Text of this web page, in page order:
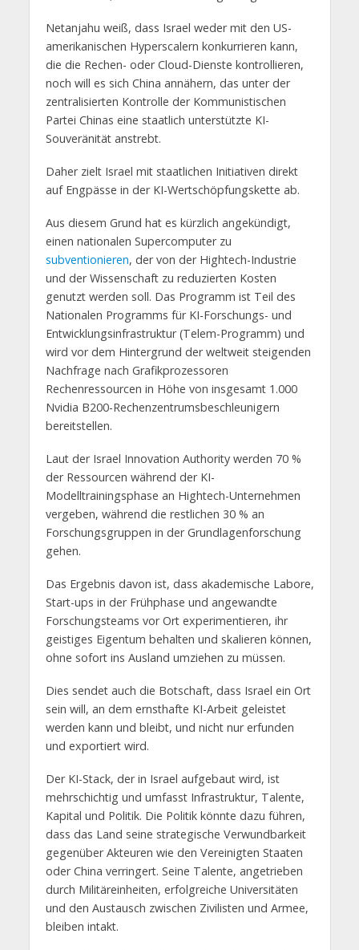
Netanjahu weiß, dass Israel weder mit den US-
amerikanischen Hyperscalern konkurrieren kann,
die die Rechen- oder Cloud-Dienste kontrollieren,
noch will es sich China annähern, das unter der
zentralisierten Kontrolle der Kommunistischen
Partei Chinas eine staatlich unterstützte KI-
Souveränität anstrebt.
Daher zielt Israel mit staatlichen Initiativen direkt
auf Engpässe in der KI-Wertschöpfungskette ab.
Aus diesem Grund hat es kürzlich angekündigt,
einen nationalen Supercomputer zu
subventionieren, der von der Hightech-Industrie
und der Wissenschaft zu reduzierten Kosten
genutzt werden soll. Das Programm ist Teil des
Nationalen Programms für KI-Forschungs- und
Entwicklungsinfrastruktur (Telem-Programm) und
wird vor dem Hintergrund der weltweit steigenden
Nachfrage nach Grafikprozessoren
Rechenressourcen in Höhe von insgesamt 1.000
Nvidia B200-Rechenzentrumsbeschleunigern
bereitstellen.
Laut der Israel Innovation Authority werden 70 %
der Ressourcen während der KI-
Modelltrainingsphase an Hightech-Unternehmen
vergeben, während die restlichen 30 % an
Forschungsgruppen in der Grundlagenforschung
gehen.
Das Ergebnis davon ist, dass akademische Labore,
Start-ups in der Frühphase und angewandte
Forschungsteams vor Ort experimentieren, ihr
geistiges Eigentum behalten und skalieren können,
ohne sofort ins Ausland umziehen zu müssen.
Dies sendet auch die Botschaft, dass Israel ein Ort
sein will, an dem ernsthafte KI-Arbeit geleistet
werden kann und bleibt, und nicht nur erfunden
und exportiert wird.
Der KI-Stack, der in Israel aufgebaut wird, ist
mehrschichtig und umfasst Infrastruktur, Talente,
Kapital und Politik. Die Politik könnte dazu führen,
dass das Land seine strategische Verwundbarkeit
gegenüber Akteuren wie den Vereinigten Staaten
oder China verringert. Seine Talente, angetrieben
durch Militäreinheiten, erfolgreiche Universitäten
und den Austausch zwischen Zivilisten und Armee,
bleiben intakt.